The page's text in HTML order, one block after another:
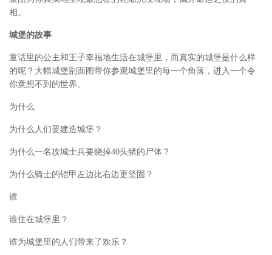
相。
城堡的故事
童话里的公主和王子幸福地生活在城堡里，而真实的城堡是什么样
的呢？大幅城堡剖面图带你参观城堡里的每一个角落，进入一个令
你意想不到的世界。
为什么
为什么人们要建造城堡？
为什么一名攻城士兵要烧掉40头猪的尸体？
为什么骑士的铠甲左边比右边更坚固？
谁
谁住在城堡里？
谁为城堡里的人们带来了欢乐？